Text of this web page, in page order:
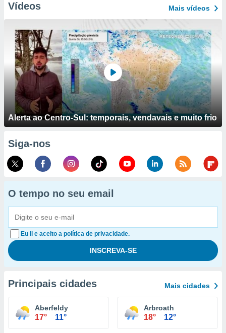
Vídeos Mais vídeos
Alerta ao Centro-Sul: temporais, vendavais e muito frio
Siga-nos
O tempo no seu email
Eu li e aceito a política de privacidade.
Principais cidades Mais cidades
Aberfeldy
17° 11°
Arbroath
18° 12°